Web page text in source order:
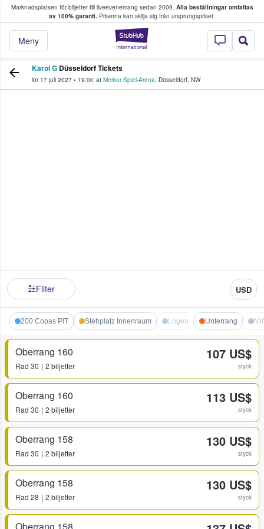
Marknadsplatsen för biljetter till liveevenemang sedan 2009. Alla beställningar omfattas
av 100% garanti. Priserna kan skilja sig från ursprungspriset.
StubHub – där
Meny
köper och säljer biljetter.
Karol G Düsseldorf Tickets
lör 17 juli 2027 • 19:00 at Merkur Spiel-Arena, Düsseldorf, NW
Filter USD
200 Copas PIT Stehplatz Innenraum Logen Unterrang
Oberrang 160
Rad 30 2 biljetter
107 US$
styck
Oberrang 160
Rad 30 2 biljetter
113 US$
styck
Oberrang 158
Rad 30 2 biljetter
130 US$
styck
Oberrang 158
Rad 28 2 biljetter
130 US$
styck